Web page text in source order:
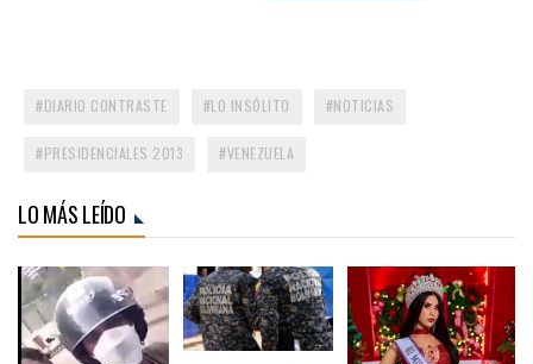
DIARIO CONTRASTE LO INSÓLITO NOTICIAS
PRESIDENCIALES 2013 VENEZUELA
LO MÁS LEÍDO